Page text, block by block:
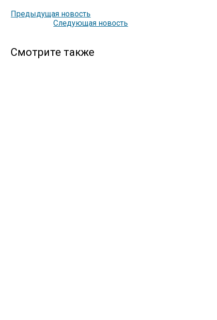
Предыдущая новость
Следующая новость
Смотрите также